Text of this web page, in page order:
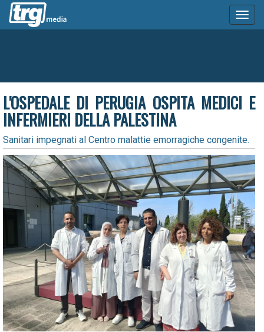
L'OSPEDALE DI PERUGIA OSPITA MEDICI E
INFERMIERI DELLA PALESTINA
Sanitari impegnati al Centro malattie emorragiche congenite.